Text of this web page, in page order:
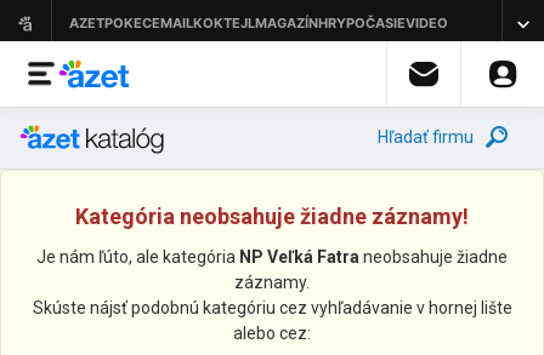
Hľadať firmu
Kategória neobsahuje žiadne záznamy!
Je nám ľúto, ale kategória NP Veľká Fatra neobsahuje žiadne
záznamy.
Skúste nájsť podobnú kategóriu cez vyhľadávanie v hornej lište
alebo cez: